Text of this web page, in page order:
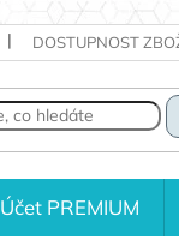
DOSTUPNOST
Účet PREMIUM